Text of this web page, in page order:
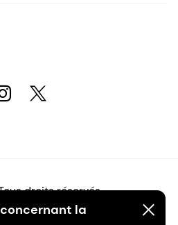
la
droits réservés.